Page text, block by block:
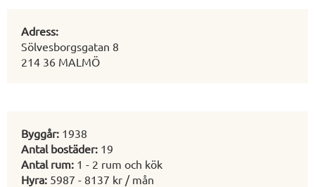
Adress:
Sölvesborgsgatan 8
214 36 MALMÖ
Byggår: 1938
Antal bostäder: 19
Antal rum: 1 - 2 rum och kök
Hyra: 5987 - 8137 kr / mån